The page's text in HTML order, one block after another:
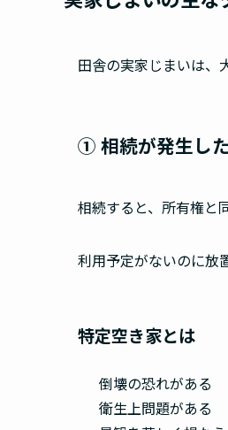
田舎の実家じまいは、
① 相続が発生し
相続すると、所有権と
利用予定がないのに放
特定空き家とは
倒壊の恐れがある
衛生上問題がある